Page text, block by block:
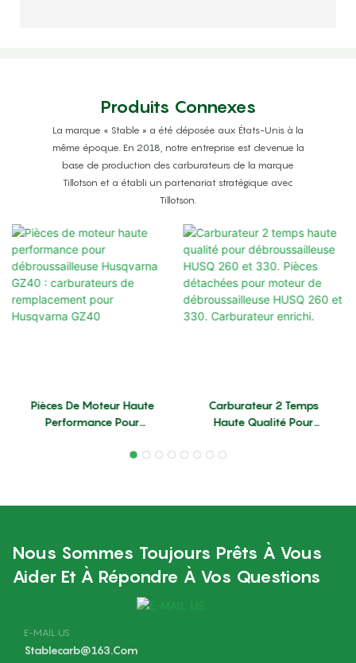
Produits Connexes
La marque « Stable » a été déposée aux États-Unis à la
même époque. En 2018, notre entreprise est devenue la
base de production des carburateurs de la marque
Tillotson et a établi un partenariat stratégique avec
Tillotson.
Pièces De Moteur Haute
Performance Pour
Husqvarna GZ40 :
Husqvarna GZ40
Carburateur 2 Temps
Haute Qualité Pour
260 Et 330. Pièces
HUSQ 260 Et 330.
Nous Sommes Toujours Prêts À Vous
Aider Et À Répondre À Vos Questions
E-MAIL US
Stablecarb@163.com